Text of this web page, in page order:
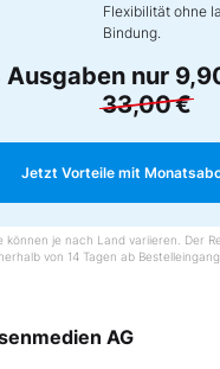
Flexibilität ohne
Bindung.
Ausgaben nur
33,00 €
Jetzt Vorteile mit
können je nach Land variieren. Der
von 14 Tagen ab
AG